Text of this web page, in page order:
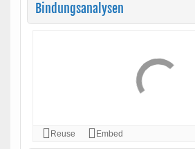
Bindungsanalysen